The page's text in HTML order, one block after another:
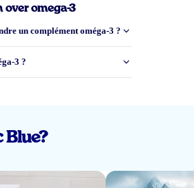
over omega-3
un complément oméga-3 ?
3 ?
Blue?